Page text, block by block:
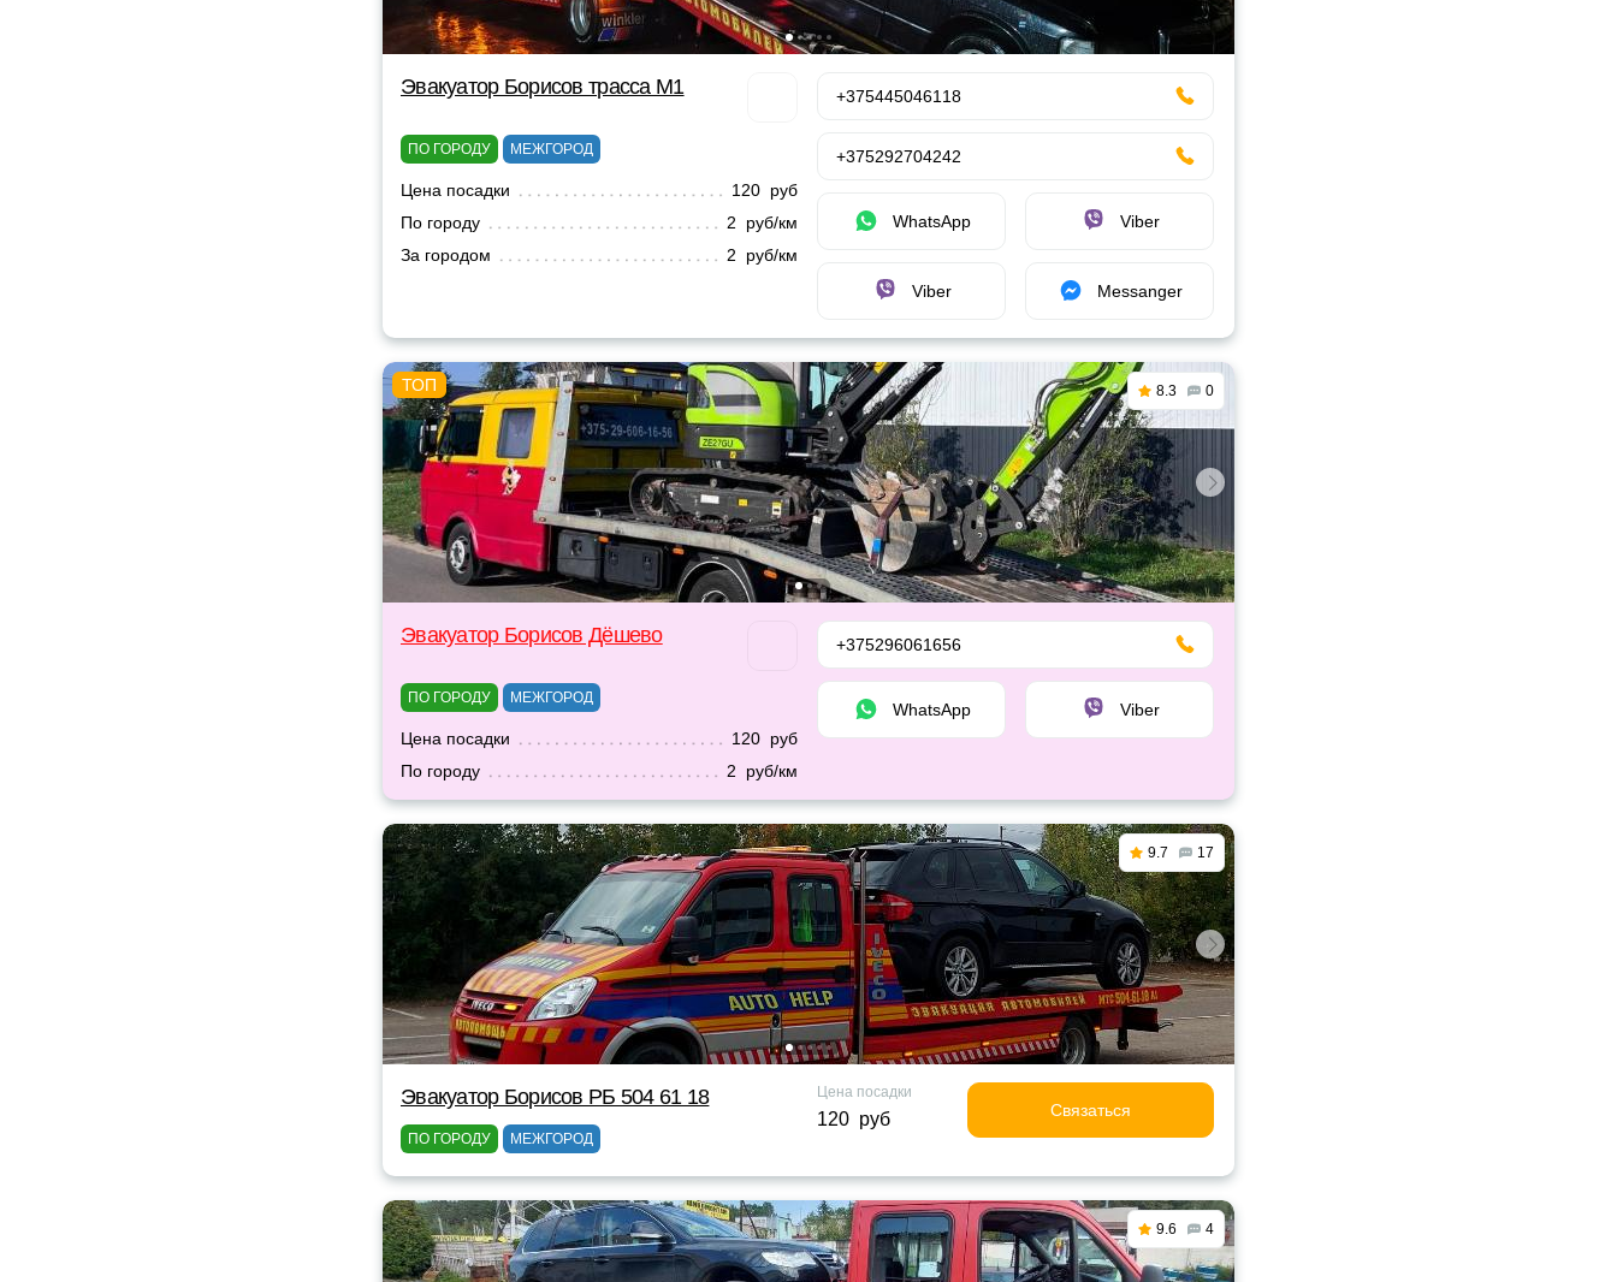
Эвакуатор Борисов трасса М1
ПО ГОРОДУ МЕЖГОРОД
Цена посадки
120 руб
По городу
2 руб/км
За городом
2 руб/км
+375445046118
+375292704242
WhatsApp Viber
Viber Messanger
8.3 0
Эвакуатор Борисов Дёшево
ПО ГОРОДУ МЕЖГОРОД
Цена посадки
120 руб
По городу
2 руб/км
+375296061656
WhatsApp Viber
9.7 17
Эвакуатор Борисов РБ 504 61 18
ПО ГОРОДУ МЕЖГОРОД
Цена посадки
120 руб Связаться
9.6 4